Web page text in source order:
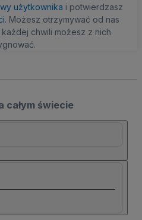
użytkownika i potwierdzasz
. Możesz otrzymywać od nas
chwili możesz z nich
całym świecie